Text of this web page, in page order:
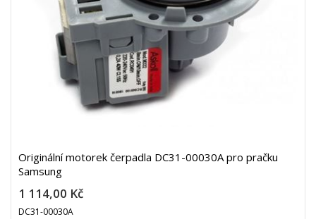
Originální motorek čerpadla DC31-00030A pro pračku
Samsung
1 114,00 Kč
DC31-00030A